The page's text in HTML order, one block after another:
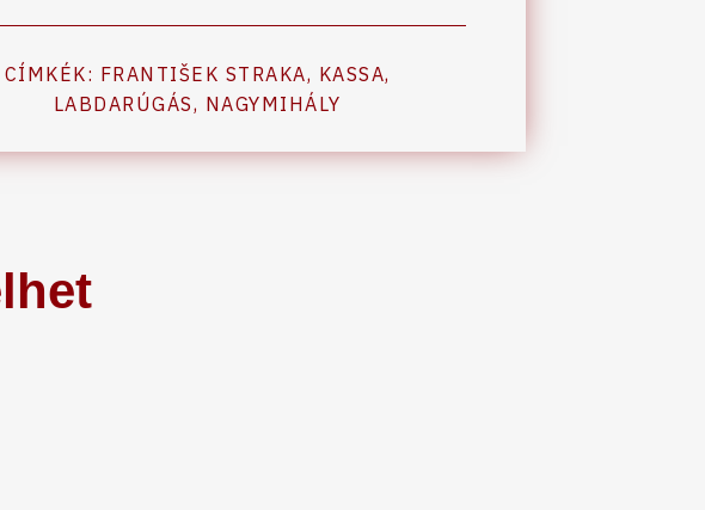
CÍMKÉK: FRANTIŠEK STRAKA, KASSA,
LABDARÚGÁS, NAGYMIHÁLY